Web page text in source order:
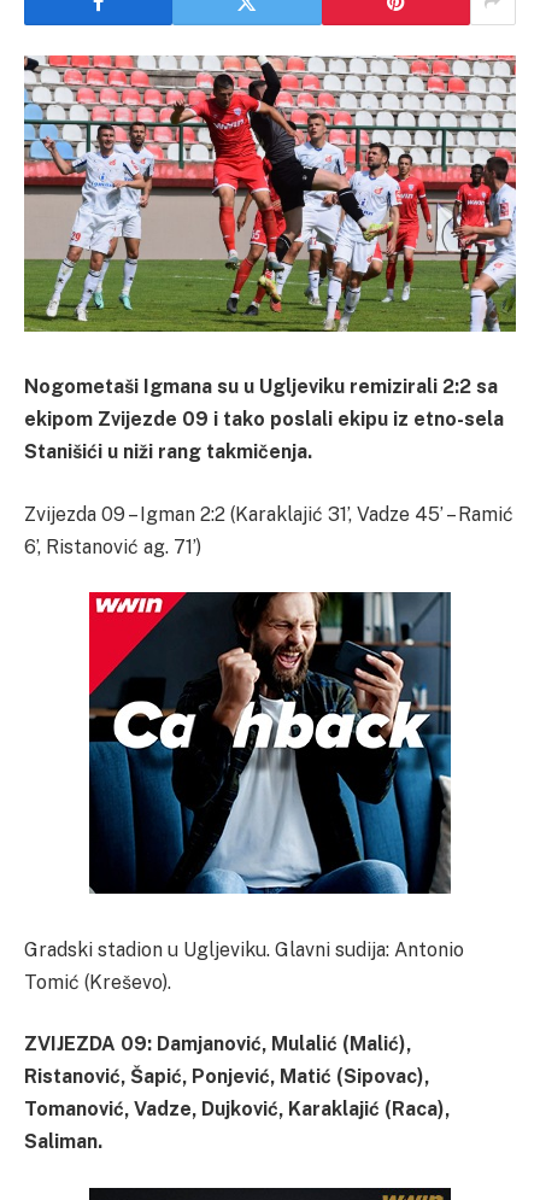
Nogometaši Igmana su u Ugljeviku remizirali 2:2 sa
ekipom Zvijezde 09 i tako poslali ekipu iz etno-sela
Stanišići u niži rang takmičenja.
Zvijezda 09 – Igman 2:2 (Karaklajić 31’, Vadze 45’ – Ramić
6’, Ristanović ag. 71’)
Gradski stadion u Ugljeviku. Glavni sudija: Antonio
Tomić (Kreševo).
ZVIJEZDA 09: Damjanović, Mulalić (Malić),
Ristanović, Šapić, Ponjević, Matić (Sipovac),
Tomanović, Vadze, Dujković, Karaklajić (Raca),
Saliman.